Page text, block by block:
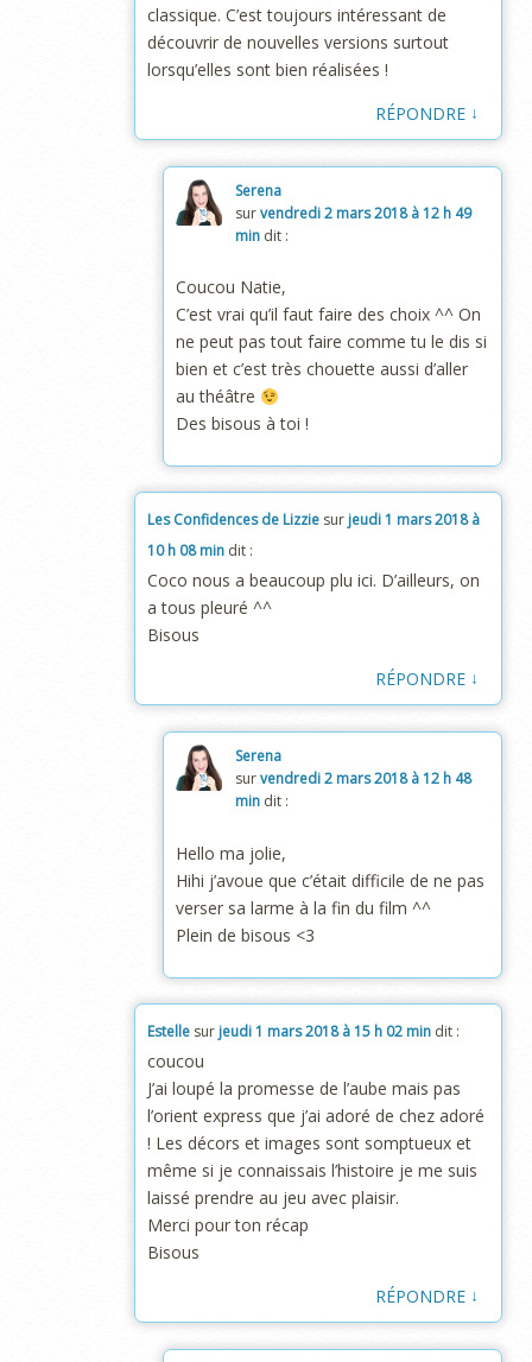
classique. C’est toujours intéressant de
découvrir de nouvelles versions surtout
lorsqu’elles sont bien réalisées !
RÉPONDRE ↓
Serena
survendredi 2 mars 2018 à 12 h 49
min dit :
Coucou Natie,
C’est vrai qu’il faut faire des choix ^^ On
ne peut pas tout faire comme tu le dis si
bien et c’est très chouette aussi d’aller
au théâtre
Des bisous à toi !
Les Confidences de Lizzie sur jeudi 1 mars 2018 à
10 h 08 min dit :
Coco nous a beaucoup plu ici. D’ailleurs, on
a tous pleuré ^^
Bisous
RÉPONDRE ↓
Serena
survendredi 2 mars 2018 à 12 h 48
min dit :
Hello ma jolie,
Hihi j’avoue que c’était difficile de ne pas
verser sa larme à la fin du film ^^
Plein de bisous <3
Estelle sur jeudi 1 mars 2018 à 15 h 02 min dit :
coucou
J’ai loupé la promesse de l’aube mais pas
l’orient express que j’ai adoré de chez adoré
! Les décors et images sont somptueux et
même si je connaissais l’histoire je me suis
laissé prendre au jeu avec plaisir.
Merci pour ton récap
Bisous
RÉPONDRE ↓